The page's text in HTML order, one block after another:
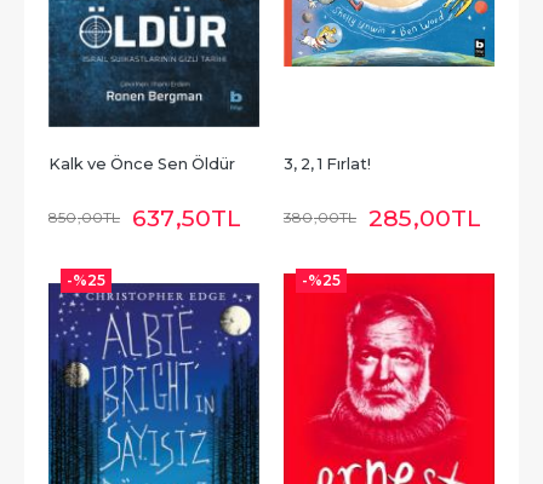
Kalk ve Önce Sen Öldür
850,00TL 637,50TL
3, 2, 1 Fırlat!
380,00TL 285,00TL
-%25 -%25